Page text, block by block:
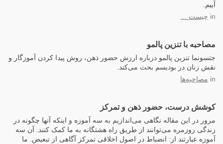
آییم.
in چیست ...
مصاحبه با تنزین پالمو
جتسونما تنزین پالمو درباره ارزش حضور ذهن، روش پیدا کردن آموزگار و
نقش زنان در بودیسم بحث می‌کند.
in مصاحبه‌ها
کوشش درست، حضور ذهن و تمرکز
مرور در این مقاله نگاهی می‌اندازیم به سه آموزه و اینکه آنها چگونه در
زندگی روزمره می‌توانند از طریق راه هشتگانه به ما کمک کنند. آن سه
آموزه عبارتند از: انضباط در اصول اخلاقی تمرکز آگاهی از تبعیض. ما